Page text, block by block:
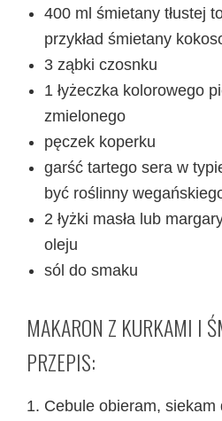
400 ml śmietany tłustej
przykład śmietany
3 ząbki czosnku
1 łyżeczka kolorowego
zmielonego
pęczek koperku
garść tartego sera w
być roślinny
2 łyżki masła lub
oleju
sól do smaku
MAKARON Z KURKAMI I
PRZEPIS:
Cebule obieram,